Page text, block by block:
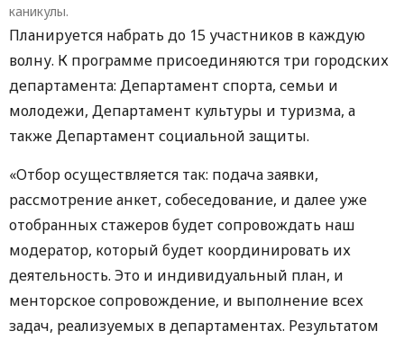
каникулы.
Планируется набрать до 15 участников в каждую
волну. К программе присоединяются три городских
департамента: Департамент спорта, семьи и
молодежи, Департамент культуры и туризма, а
также Департамент социальной защиты.
«Отбор осуществляется так: подача заявки,
рассмотрение анкет, собеседование, и далее уже
отобранных стажеров будет сопровождать наш
модератор, который будет координировать их
деятельность. Это и индивидуальный план, и
менторское сопровождение, и выполнение всех
задач, реализуемых в департаментах. Результатом